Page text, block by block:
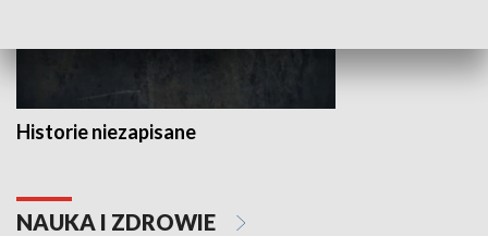
Historie niezapisane
NAUKA I ZDROWIE